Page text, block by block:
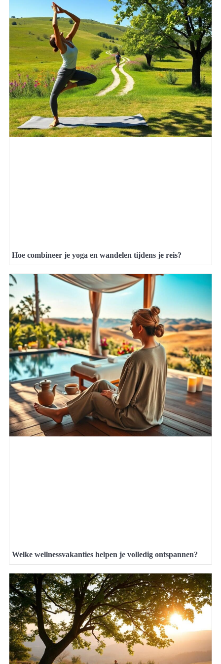
Hoe combineer je yoga en wandelen tijdens je reis?
Welke wellnessvakanties helpen je volledig ontspannen?